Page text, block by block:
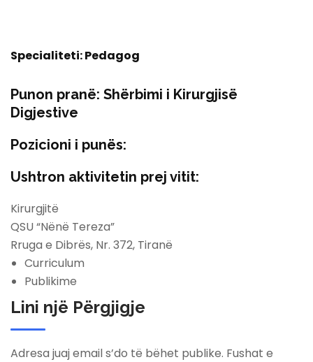
Specialiteti:Pedagog
Punon pranë: Shërbimi i Kirurgjisë
Digjestive
Pozicioni i punës:
Ushtron aktivitetin prej vitit:
Kirurgjitë
QSU “Nënë Tereza”
Rruga e Dibrës, Nr. 372, Tiranë
Curriculum
Publikime
Lini një Përgjigje
Adresa juaj email s’do të bëhet publike. Fushat e